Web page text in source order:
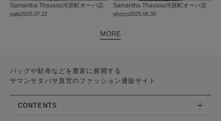
2025.07.22
Samantha Thavasa河原町オーパ店
saki
2025.06.30
Samantha Thavasa河原町オーパ店
shoco
MORE
バッグや財布などを豊富に展開する
サマンサタバサ直営のファッション通販サイト
CONTENTS